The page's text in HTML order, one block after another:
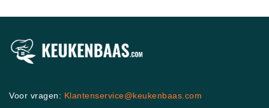
Voor vragen: Klantenservice@keukenbaas.com